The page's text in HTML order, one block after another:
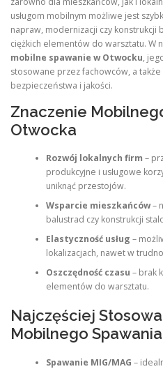
usługom mobilnym możliwe jest
napraw, modernizacji czy konstrukcji
ciężkich elementów do warsztatu. W
mobilne spawanie w Otwocku,
stosowane przez fachowców, a
bezpieczeństwa i jakości.
Znaczenie
Otwocka
Rozwój lokalnych firm –
produkcyjne i usługowe
uniknąć przestojów.
Wsparcie mieszkańców–
balustrad czy konstrukcji
Elastyczność usług –
lokalizacjach, nawet w
Oszczędność czasu – brak
elementów do warsztatu.
Najczęściej
Mobilnego Spawania
Spawanie MIG/MAG –